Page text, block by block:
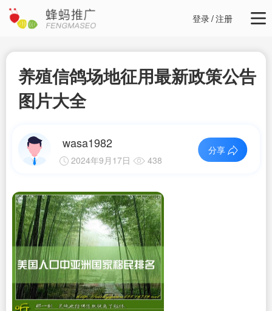
登录/注册
养殖信鸽场地征用最新政策公告
图片大全
wasa1982
2024年9月17日 438
分享